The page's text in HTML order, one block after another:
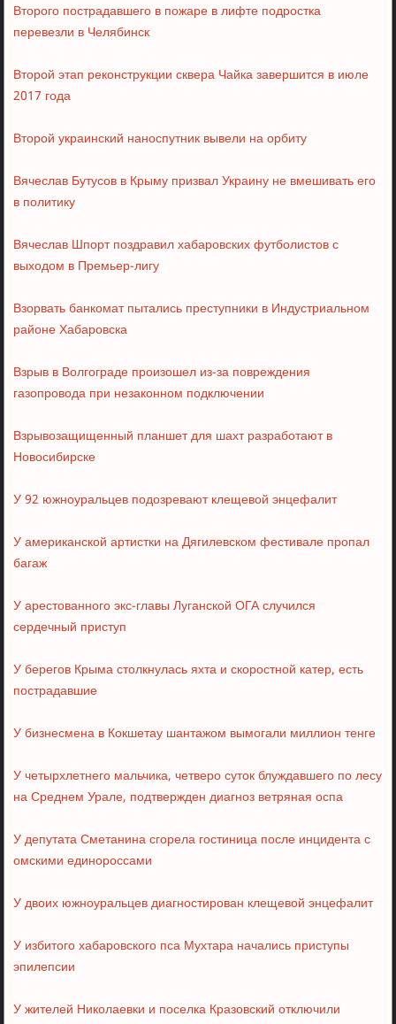
Второго пострадавшего в пожаре в лифте подростка
перевезли в Челябинск
Второй этап реконструкции сквера Чайка завершится в июле
2017 года
Второй украинский наноспутник вывели на орбиту
Вячеслав Бутусов в Крыму призвал Украину не вмешивать его
в политику
Вячеслав Шпорт поздравил хабаровских футболистов с
выходом в Премьер-лигу
Взорвать банкомат пытались преступники в Индустриальном
районе Хабаровска
Взрыв в Волгограде произошел из-за повреждения
газопровода при незаконном подключении
Взрывозащищенный планшет для шахт разработают в
Новосибирске
У 92 южноуральцев подозревают клещевой энцефалит
У американской артистки на Дягилевском фестивале пропал
багаж
У арестованного экс-главы Луганской ОГА случился
сердечный приступ
У берегов Крыма столкнулась яхта и скоростной катер, есть
пострадавшие
У бизнесмена в Кокшетау шантажом вымогали миллион тенге
У четырхлетнего мальчика, четверо суток блуждавшего по лесу
на Среднем Урале, подтвержден диагноз ветряная оспа
У депутата Сметанина сгорела гостиница после инцидента с
омскими единороссами
У двоих южноуральцев диагностирован клещевой энцефалит
У избитого хабаровского пса Мухтара начались приступы
эпилепсии
У жителей Николаевки и поселка Кразовский отключили